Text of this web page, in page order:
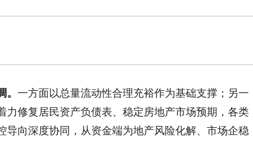
一方面以总量流动性合理充裕作为基础支撑；另一
力修复居民资产负债表、稳定房地产市场预期，各类
导向深度协同，从资金端为地产风险化解、市场企稳